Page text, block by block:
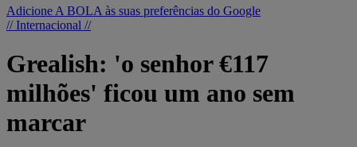
Adicione A BOLA às suas preferências do Google
// Internacional //
Grealish: 'o senhor €117
milhões' ficou um ano sem
marcar